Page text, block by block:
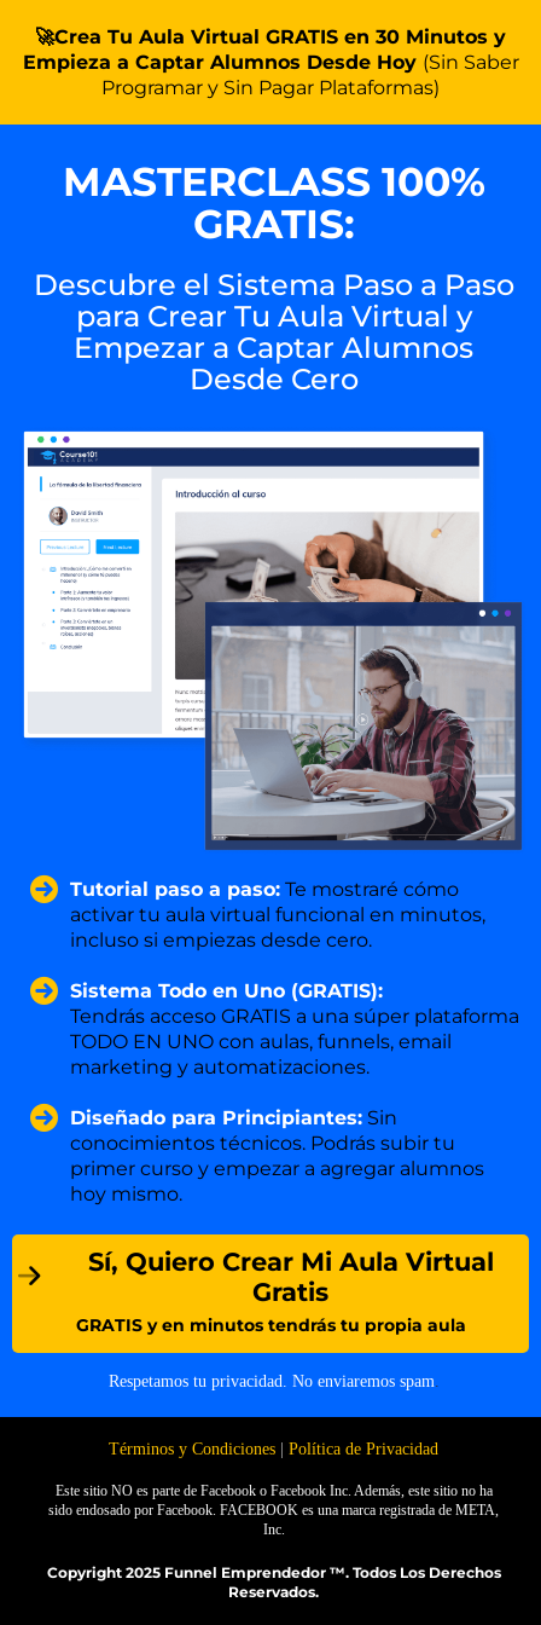
🚀Crea Tu Aula Virtual GRATIS en 30 Minutos y
Empieza a Captar Alumnos Desde Hoy (Sin Saber
Programar y Sin Pagar Plataformas)
MASTERCLASS 100%
GRATIS:
Descubre el Sistema Paso a Paso
para Crear Tu Aula Virtual y
Empezar a Captar Alumnos
Desde Cero
Tutorial paso a paso: Te mostraré cómo
activar tu aula virtual funcional en minutos,
incluso si empiezas desde cero.
Sistema Todo en Uno (GRATIS):
Tendrás acceso GRATIS a una súper plataforma
TODO EN UNO con aulas, funnels, email
marketing y automatizaciones.
Diseñado para Principiantes: Sin
conocimientos técnicos. Podrás subir tu
primer curso y empezar a agregar alumnos
hoy mismo.
Sí, Quiero Crear Mi Aula Virtual
Gratis
GRATIS y en minutos tendrás tu propia aula
Respetamos tu privacidad. No enviaremos spam
Términos y Condiciones | Política de Privacidad
Este sitio NO es parte de Facebook o Facebook Inc. Además, este sitio no ha
sido endosado por Facebook. FACEBOOK es una marca registrada de META,
Inc.
Copyright 2025 Funnel Emprendedor ™. Todos Los Derechos
Reservados.